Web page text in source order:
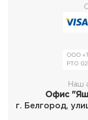
Наш
Офис
г. Белгород,